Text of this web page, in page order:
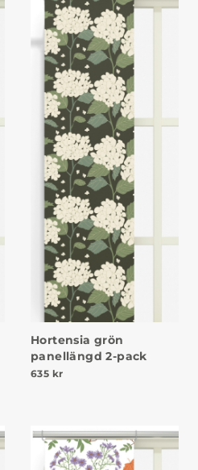
Hortensia grön
panellängd 2-pack
635 kr